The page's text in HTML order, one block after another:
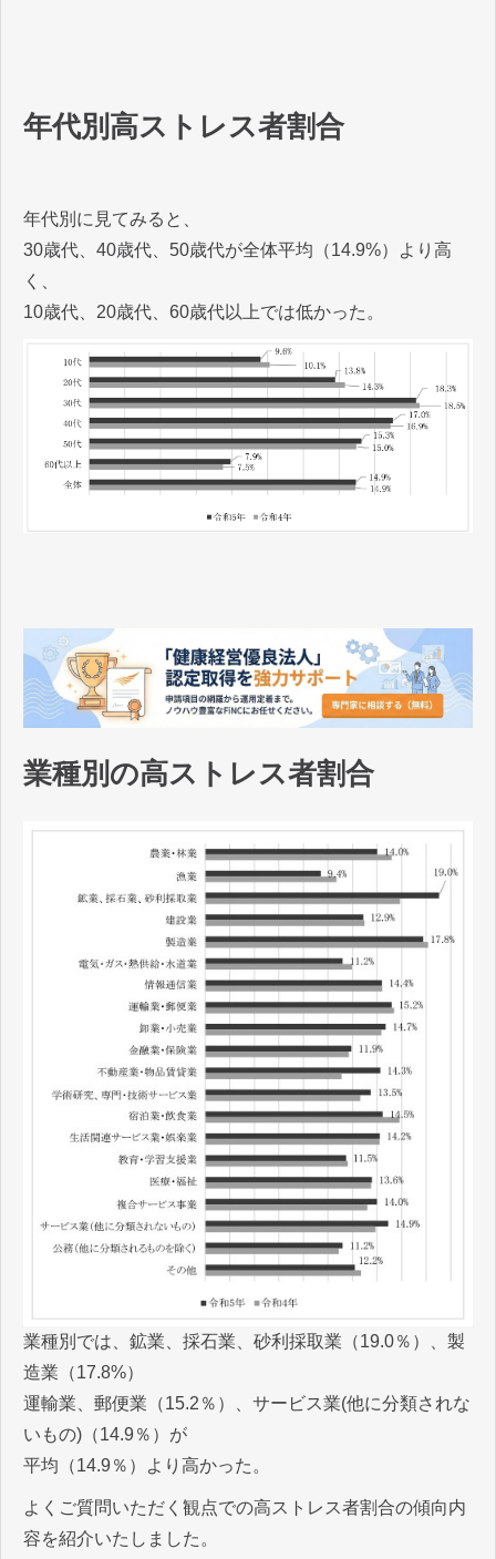
年代別高ストレス者割合
年代別に見てみると、
30歳代、40歳代、50歳代が全体平均（14.9%）より高
く、
10歳代、20歳代、60歳代以上では低かった。
業種別の高ストレス者割合
業種別では、鉱業、採石業、砂利採取業（19.0％）、製
造業（17.8%）
運輸業、郵便業（15.2％）、サービス業(他に分類されな
いもの)（14.9％）が
平均（14.9％）より高かった。
よくご質問いただく観点での高ストレス者割合の傾向内
容を紹介いたしました。